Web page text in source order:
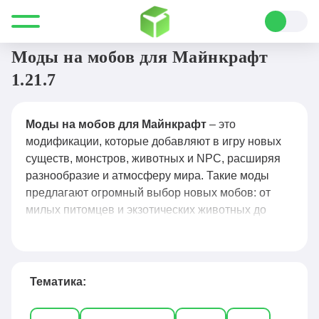
Все для Minecraft Мобы
Моды на мобов для Майнкрафт
1.21.7
Моды на мобов для Майнкрафт – это
модификации, которые добавляют в игру новых
существ, монстров, животных и NPC, расширяя
разнообразие и атмосферу мира. Такие моды
предлагают огромный выбор новых мобов: от
милых питомцев и экзотических животных до
игроком. Популярные решения, такие как Mo’
делают игровой процесс более живым и
Тематика: